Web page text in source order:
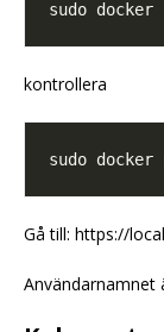
sudo
kontrollera
Gå till: https://
Användarnamnet